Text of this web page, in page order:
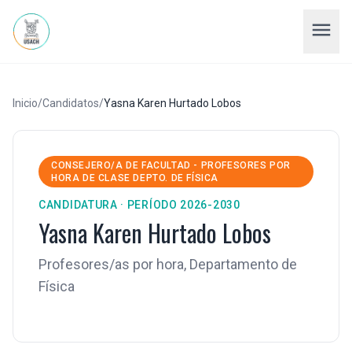
menu
Inicio/Candidatos/Yasna Karen Hurtado Lobos
CONSEJERO/A DE FACULTAD - PROFESORES POR
HORA DE CLASE DEPTO. DE FÍSICA
CANDIDATURA · PERÍODO 2026-2030
Yasna Karen Hurtado Lobos
Profesores/as por hora, Departamento de
Física